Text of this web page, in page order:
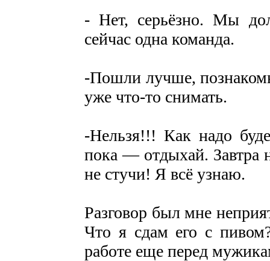
- Нет, серьёзно. Мы
сейчас одна команда.
-Пошли лучше,
уже что-то снимать.
-Нельзя!!! Как надо
пока — отдыхай. Завтра
не стучи! Я всё узнаю.
Разговор был мне
Что я сдам его с
работе еще перед